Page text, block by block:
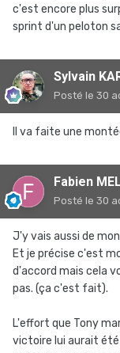
c'est encore plus
sprint d'un peloton
Sylvain
Posté le 30
Il va faite une
Fabien
Posté le 30
J'y vais aussi de
Et je précise c'est
d'accord mais cela
pas. (ça c'est fait).
L'effort que Tony
victoire lui aurait été